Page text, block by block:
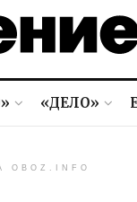
«ДЕЛО»